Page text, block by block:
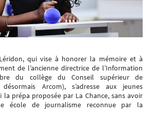
qui vise à honorer la mémoire et à
de l’ancienne directrice de l’Information
du collège du Conseil supérieur de
désormais Arcom), s’adresse aux jeunes
la prépa proposée par La Chance, sans avoir
école de journalisme reconnue par la